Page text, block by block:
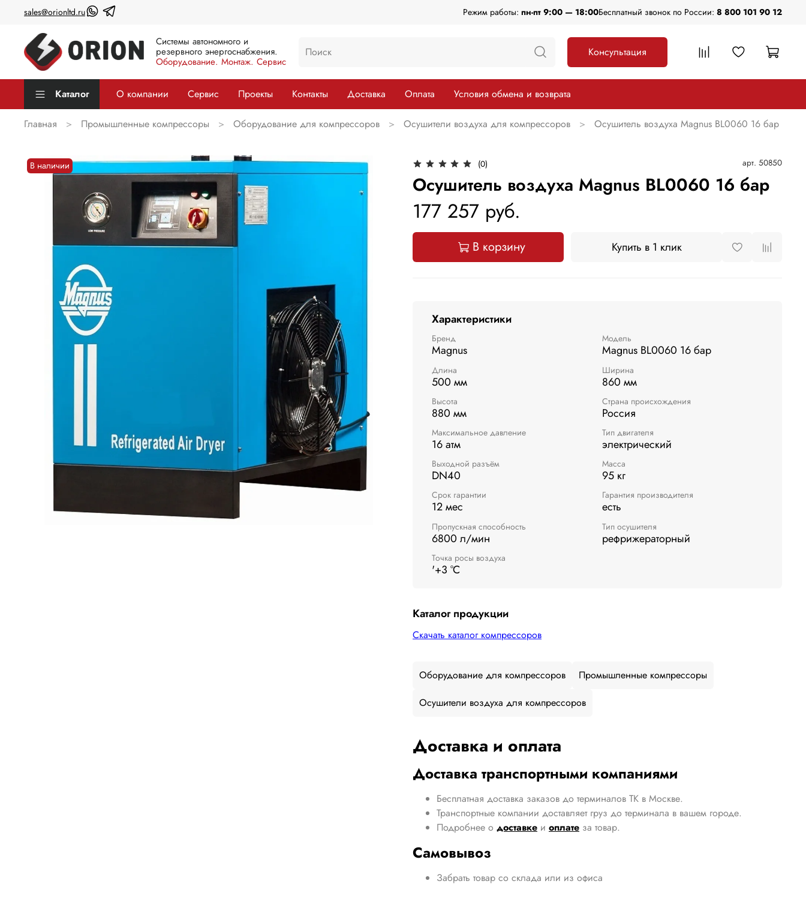
sales@orionltd.ru Режим работы: пн-пт 9:00 — 18:00Бесплатный звонок по России: 8 800 101 90 12
Системы автономного и
резервного энергоснабжения.
Оборудование. Монтаж. Сервис
Консультация
Каталог О компании Сервис Проекты Контакты Доставка Оплата Условия обмена и возврата
Главная Промышленные компрессоры Оборудование для компрессоров Осушители воздуха для компрессоров Осушитель воздуха Magnus BL0060 16 бар
В наличии (0) арт. 50850
Осушитель воздуха Magnus BL0060 16 бар
177 257 руб.
В корзину Купить в 1 клик
Характеристики
Бренд
Magnus
Модель
Magnus BL0060 16 бар
Длина
500 мм
Ширина
860 мм
Высота
880 мм
Страна происхождения
Россия
Максимальное давление
16 атм
Тип двигателя
электрический
Выходной разъём
DN40
Масса
95 кг
Срок гарантии
12 мес
Гарантия производителя
есть
Пропускная способность
6800 л/мин
Тип осушителя
рефрижераторный
Точка росы воздуха
'+3 °C
Каталог продукции
Скачать каталог компрессоров
Оборудование для компрессоров
Промышленные компрессоры
Осушители воздуха для компрессоров
Доставка и оплата
Доставка транспортными компаниями
Бесплатная доставка заказов до терминалов ТК в Москве.
Транспортные компании доставляет груз до терминала в вашем городе.
Подробнее о доставке и оплате за товар.
Самовывоз
Забрать товар со склада или из офиса